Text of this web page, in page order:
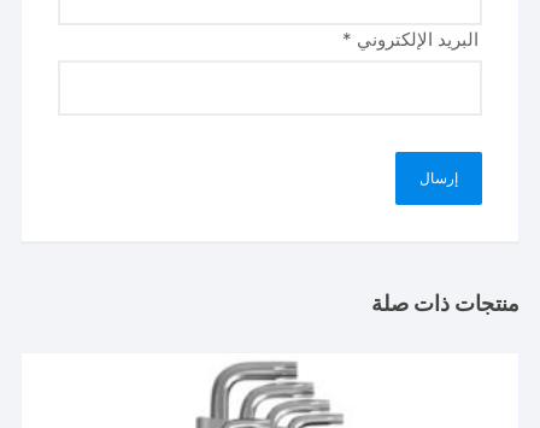
البريد الإلكتروني *
منتجات ذات صلة